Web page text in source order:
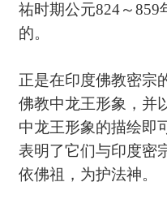
祐时期公元824～
的。
正是在印度佛教密宗
佛教中龙王形象，并
中龙王形象的描绘即
表明了它们与印度密
依佛祖，为护法神。